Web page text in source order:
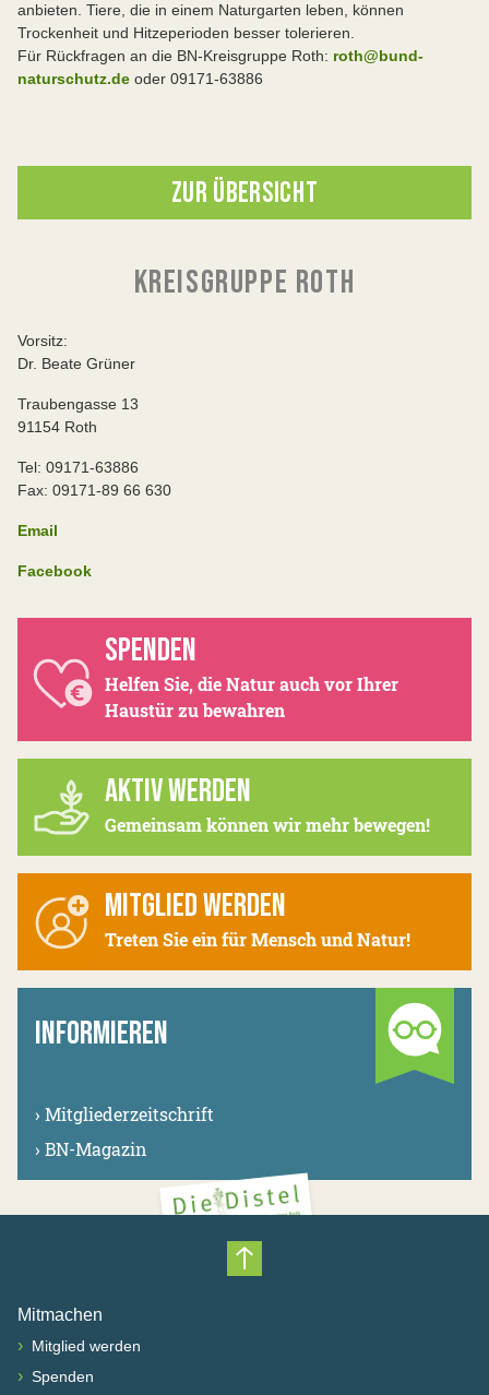
anbieten. Tiere, die in einem Naturgarten leben, können
Trockenheit und Hitzeperioden besser tolerieren.
Für Rückfragen an die BN-Kreisgruppe Roth: roth@bund-
naturschutz.de oder 09171-63886
ZUR ÜBERSICHT
KREISGRUPPE ROTH
Vorsitz:
Dr. Beate Grüner
Traubengasse 13
91154 Roth
Tel: 09171-63886
Fax: 09171-89 66 630
Email
Facebook
SPENDEN
Helfen Sie, die Natur auch vor Ihrer
Haustür zu bewahren
AKTIV WERDEN
Gemeinsam können wir mehr bewegen!
MITGLIED WERDEN
Treten Sie ein für Mensch und Natur!
INFORMIEREN
› Mitgliederzeitschrift
› BN-Magazin
Nach oben scrollen
Mitmachen
› Mitglied werden
› Spenden